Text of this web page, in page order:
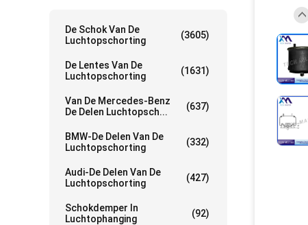
De Schok Van De
Luchtopschorting
(3605)
De Lentes Van De
Luchtopschorting
(1631)
Van De Mercedes-Benz
De Delen Luchtopsch...
(637)
BMW-De Delen Van De
Luchtopschorting
(332)
Audi-De Delen Van De
Luchtopschorting
(427)
Schokdemper In
Luchtophanging
(92)